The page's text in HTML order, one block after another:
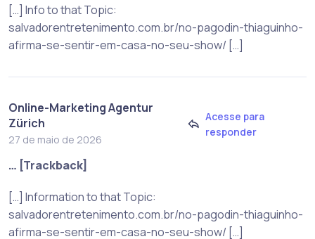
[…] Info to that Topic:
salvadorentretenimento.com.br/no-pagodin-thiaguinho-
afirma-se-sentir-em-casa-no-seu-show/ […]
Online-Marketing Agentur
Zürich
27 de maio de 2026
Acesse para
responder
… [Trackback]
[…] Information to that Topic:
salvadorentretenimento.com.br/no-pagodin-thiaguinho-
afirma-se-sentir-em-casa-no-seu-show/ […]